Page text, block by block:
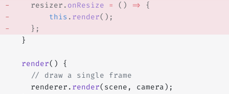
	resizer.
onResize = () =>
{
		this
. render();
	};
  }
  render
() {
    // draw a single frame
    renderer.
render(scene, camera);